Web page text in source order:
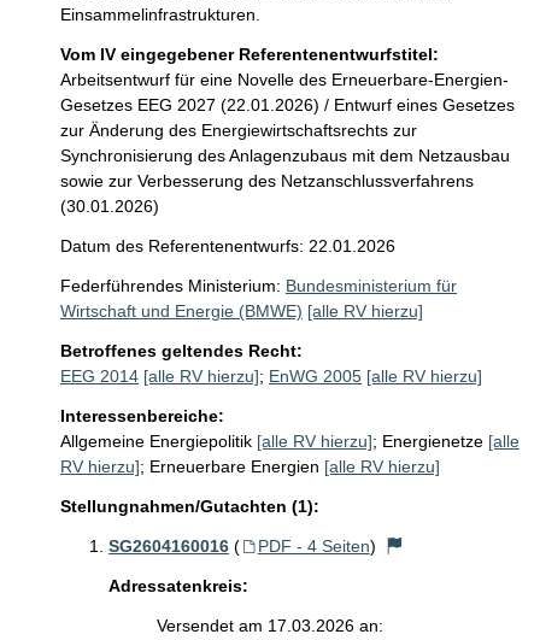
Einsammelinfrastrukturen.
Vom IV eingegebener Referentenentwurfstitel:
Arbeitsentwurf für eine Novelle des Erneuerbare-Energien-
Gesetzes EEG 2027 (22.01.2026) / Entwurf eines Gesetzes
zur Änderung des Energiewirtschaftsrechts zur
Synchronisierung des Anlagenzubaus mit dem Netzausbau
sowie zur Verbesserung des Netzanschlussverfahrens
(30.01.2026)
Datum des Referentenentwurfs: 22.01.2026
Federführendes Ministerium: Bundesministerium für
Wirtschaft und Energie (BMWE) [alle RV hierzu]
Betroffenes geltendes Recht:
EEG 2014 [alle RV hierzu]; EnWG 2005 [alle RV hierzu]
Interessenbereiche:
Allgemeine Energiepolitik [alle RV hierzu]; Energienetze [alle
RV hierzu]; Erneuerbare Energien [alle RV hierzu]
Stellungnahmen/Gutachten (1):
SG2604160016 ( PDF - 4 Seiten)
Adressatenkreis:
Versendet am 17.03.2026 an: